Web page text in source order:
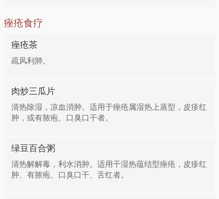
痤疮食疗
痤疮茶
疏风利肺。
肉炒三瓜片
清热除湿，凉血消肿。适用于痤疮属湿热上蒸型，皮疹红
肿，或有脓疱、口臭口干者。
绿豆百合粥
清热解解毒，利水消肿。适用干湿热蕴结型痤疮，皮疹红
肿、有脓疱、口臭口干、舌红者。